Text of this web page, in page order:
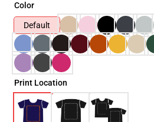
Color
Default
Print Location